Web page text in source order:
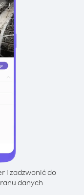
i zadzwonić do
danych